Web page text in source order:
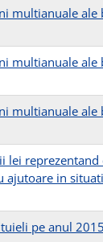
multianuale ale
multianuale ale
multianuale ale
reprezentand
ajutoare in
pe anul